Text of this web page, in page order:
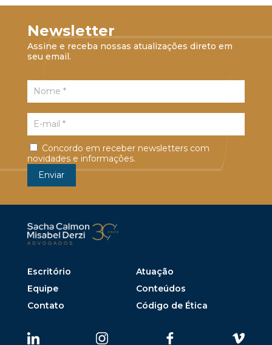
Newsletter
Assine e receba nossas atualizações direto em
seu email.
Concordo em receber newsletters com
novidades e informações.
Escritório
Atuação
Equipe
Conteúdos
Contato
Código de Ética